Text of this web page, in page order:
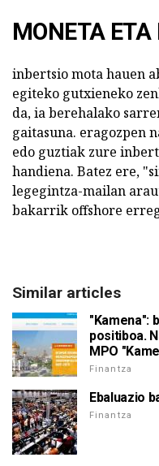
MONETA ETA
inbertsio mota hauen
egiteko gutxieneko
da, ia berehalako
gaitasuna. eragozpen
edo guztiak zure
handiena. Batez ere,
legegintza-mailan
bakarrik offshore
Similar articles
"Kamena":
positiboa.
MPO
Finantza
Ebaluazio
Finantza